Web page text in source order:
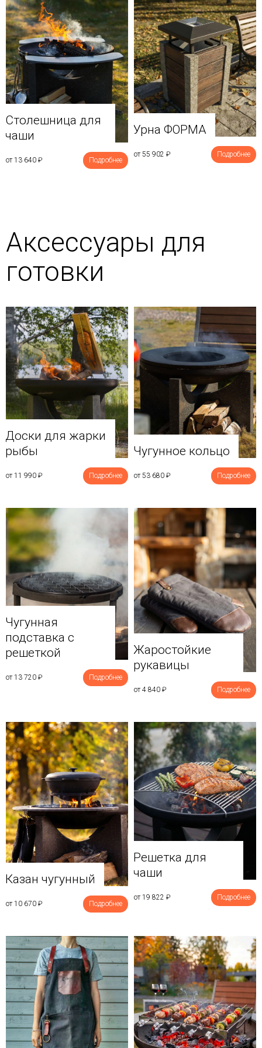
Столешница для
чаши
от 13 640 ₽ Подробнее
Урна ФОРМА
от 55 902 ₽ Подробнее
Аксессуары для
готовки
Доски для жарки
рыбы
от 11 990 ₽ Подробнее
Чугунное кольцо
от 53 680 ₽ Подробнее
Чугунная
подставка с
решеткой
от 13 720 ₽ Подробнее
Жаростойкие
рукавицы
от 4 840 ₽ Подробнее
Казан чугунный
от 10 670 ₽ Подробнее
Решетка для
чаши
от 19 822 ₽ Подробнее